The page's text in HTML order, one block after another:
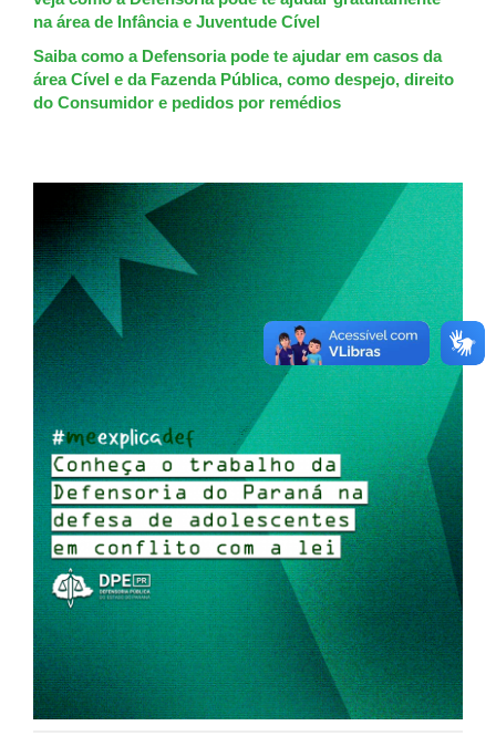
na área de Infância e Juventude Cível
Saiba como a Defensoria pode te ajudar em casos da
área Cível e da Fazenda Pública, como despejo, direito
do Consumidor e pedidos por remédios